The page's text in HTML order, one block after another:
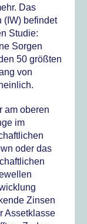
Das
(IW) befindet
Studie:
Sorgen
50 größten
von
am oberen
im
oder das
Zinsen
Assetklasse